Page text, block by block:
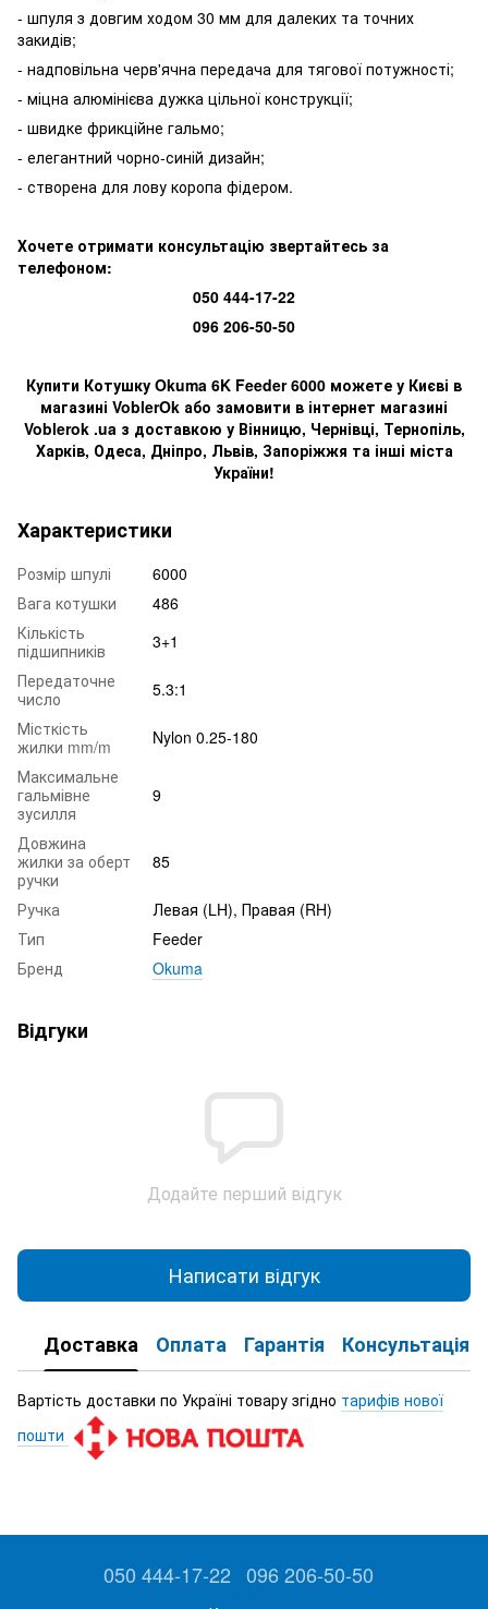
- шпуля з довгим ходом 30 мм для далеких та точних
закидів;
- надповільна черв'ячна передача для тягової потужності;
- міцна алюмінієва дужка цільної конструкції;
- швидке фрикційне гальмо;
- елегантний чорно-синій дизайн;
- створена для лову коропа фідером.
Хочете отримати консультацію звертайтесь за
телефоном:
050 444-17-22
096 206-50-50
Купити Котушку Okuma 6K Feeder 6000 можете у Києві в
магазині VoblerOk або замовити в інтернет магазині
Voblerok .ua з доставкою у Вінницю, Чернівці, Тернопіль,
Харків, Одеса, Дніпро, Львів, Запоріжжя та інші міста
України!
Характеристики
Розмір шпулі
6000
Вага котушки
486
Кількість
підшипників
3+1
Передаточне
число
5.3:1
Місткість
жилки mm/m
Nylon 0.25-180
Максимальне
гальмівне
зусилля
9
Довжина
жилки за оберт
ручки
85
Ручка
Левая (LH), Правая (RH)
Тип
Feeder
Бренд
Okuma
Відгуки
Додайте перший відгук
Написати відгук
Доставка Оплата Гарантія Консультація
Вартість доставки по Україні товару згідно тарифів нової
пошти
050 444-17-22 096 206-50-50